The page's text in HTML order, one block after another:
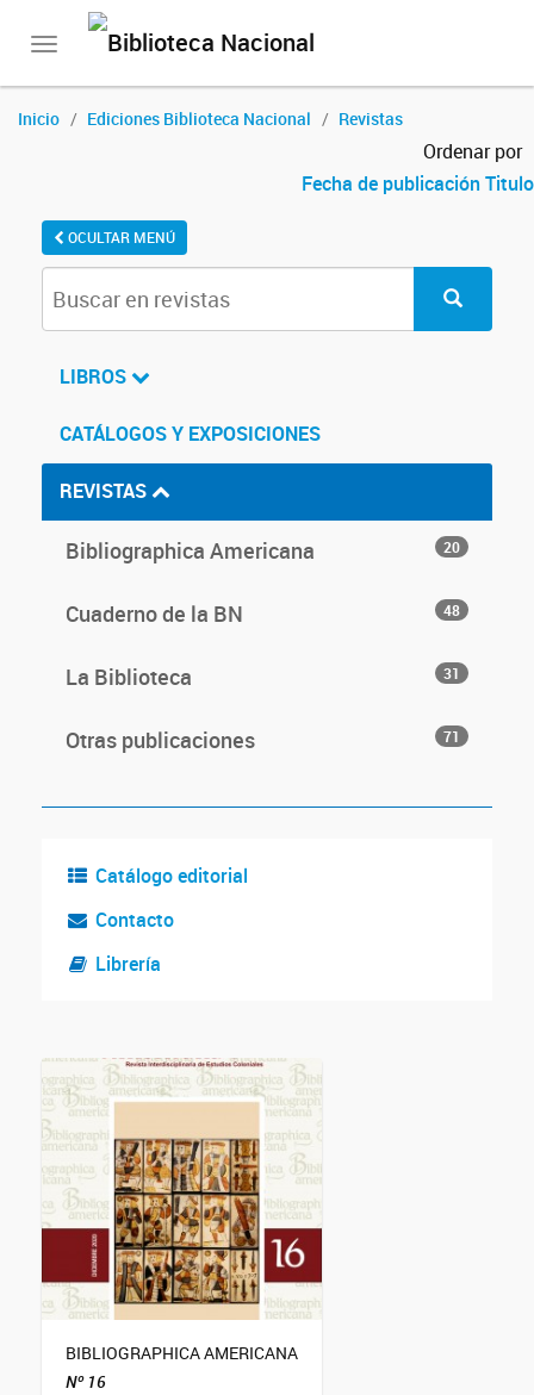
Toggle
Inicio Ediciones Biblioteca Nacional Revistas
Ordenar por
Fecha de publicaciónTitulo
OCULTAR MENÚ
LIBROS
CATÁLOGOS Y EXPOSICIONES
REVISTAS
Bibliographica Americana 20
Cuaderno de la BN 48
La Biblioteca 31
Otras publicaciones 71
Catálogo editorial
Contacto
Librería
BIBLIOGRAPHICA AMERICANA
Nº 16